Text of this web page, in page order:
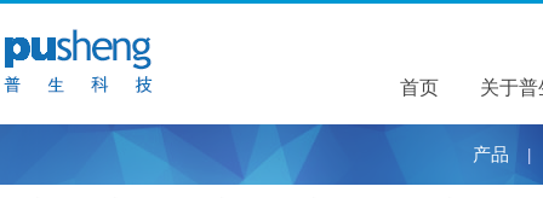
首页 关于普
关于普
产品